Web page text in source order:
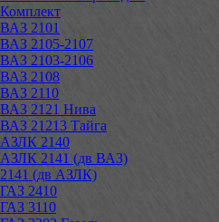
Комплект
ВАЗ 2101
ВАЗ 2105-2107
ВАЗ 2103-2106
ВАЗ 2108
ВАЗ 2110
ВАЗ 2121 Нива
ВАЗ 21213 Тайга
АЗЛК 2140
АЗЛК 2141 (дв ВАЗ)
2141 (дв АЗЛК)
ГАЗ 2410
ГАЗ 3110